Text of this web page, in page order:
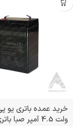
ولت 4.5 آمپر صبا باتری